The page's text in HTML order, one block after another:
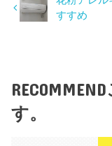
すすめ
RECOMMEND
す。